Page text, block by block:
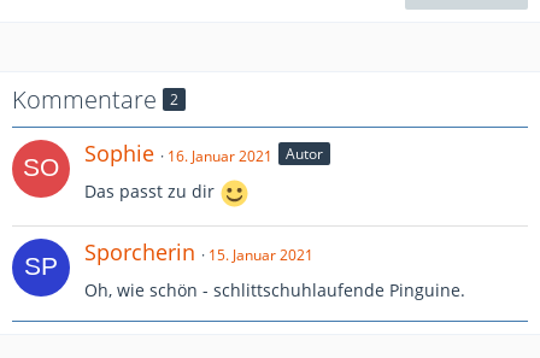
Kommentare 2
Sophie 16. Januar 2021 Autor
Das passt zu dir
Sporcherin 15. Januar 2021
Oh, wie schön - schlittschuhlaufende Pinguine.